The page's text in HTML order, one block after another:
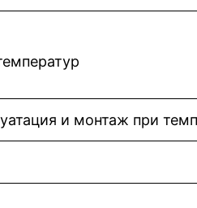
и монтаж при